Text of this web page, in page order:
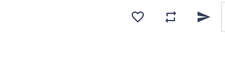
Favorilere ekle
Karşılaştırma